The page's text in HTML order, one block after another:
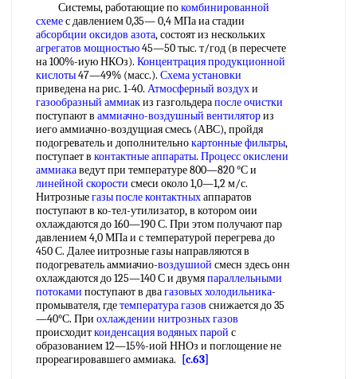
Системы, работающие покомбинированной
схемес давлением 0,35— 0,4 МПа иа стадии
абсорбции оксидов азота, состоят из нескольких
агрегатов мощностью45—50 тыс. т/год (в пересчете
на 100%-иую НКОз). Концентрация продукционной
кислоты47—49% (масс.). Схема установки
приведена на рис. 1-40. Атмосферный воздухи
газообразный аммиакиз газгольдерапосле очистки
поступают в аммиачно-воздушный вентиляториз
иего аммиачно-воздущиая смесь (АВС), пройдя
подогреватель и дополнительнокартонные фильтры,
поступает в контактные аппараты. Процесс окислени
аммиакаведут при температуре 800—820 °С и
линейной скорости смеси около 1,0—1,2 м/с.
Нитрозныегазы после контактныхаппаратов
поступают в ко-тел-утилизатор, в котором оии
охлаждаются до 160—190 С. При этом получают пар
давлением 4,0 МПа и с температурой перегрева до
450 С. Далее иитрозные газы направляются в
подогреватель аммиачио-воздушиой смесн здесь онн
охлаждаются до 125—140 С и двумяпараллельными
потоками поступают в двагазовых холодильника-
промывателя, гдетемпература газов снижается до 35
—40°С. При охлаждении нитрозных газов
происходиткоиденсацияводяных парой с
образованием 12—15%-иой ННОз и поглощение не
прореагировавшего аммиака.
[c.63]